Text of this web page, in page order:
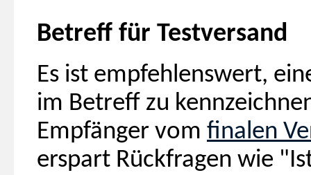
Betreff für Testversand
Es ist empfehlenswert,
im Betreff zu
Empfänger vom finalen
erspart Rückfragen wie